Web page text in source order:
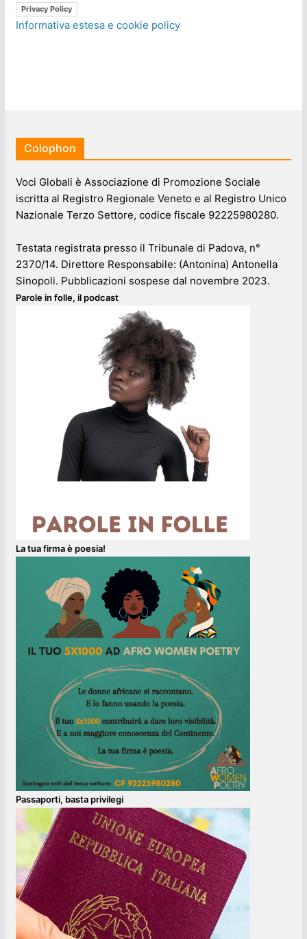
Privacy Policy
Informativa estesa e cookie policy
Colophon
Voci Globali è Associazione di Promozione Sociale
iscritta al Registro Regionale Veneto e al Registro Unico
Nazionale Terzo Settore, codice fiscale 92225980280.
Testata registrata presso il Tribunale di Padova, n°
2370/14. Direttore Responsabile: (Antonina) Antonella
Sinopoli. Pubblicazioni sospese dal novembre 2023.
Parole in folle, il podcast
La tua firma è poesia!
Passaporti, basta privilegi